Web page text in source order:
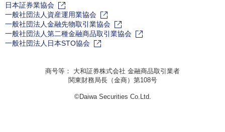
日本証券業協会
一般社団法人資産運用業協会
一般社団法人金融先物取引業協会
一般社団法人第二種金融商品取引業協会
一般社団法人日本STO協会
商号等： 大和証券株式会社 金融商品取引業者
関東財務局長（金商）第108号
©Daiwa Securities Co.Ltd.